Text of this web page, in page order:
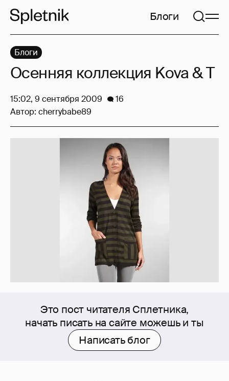
Блоги
Это пост читателя Сплетника,
начать писать на сайте можешь и ты
Написать блог
Блоги
Осенняя коллекция Kova & T
15:02, 9 сентября 2009
16
Автор: cherrybabe89